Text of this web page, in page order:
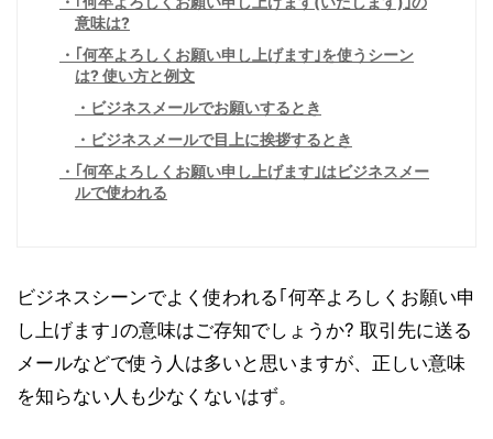
意味は?
｢何卒よろしくお願い申し上げます｣を使うシーン
は? 使い方と例文
ビジネスメールでお願いするとき
ビジネスメールで目上に挨拶するとき
｢何卒よろしくお願い申し上げます｣はビジネスメー
ルで使われる
ビジネスシーンでよく使われる｢何卒よろしくお願い申
し上げます｣の意味はご存知でしょうか? 取引先に送る
メールなどで使う人は多いと思いますが、正しい意味
を知らない人も少なくないはず。